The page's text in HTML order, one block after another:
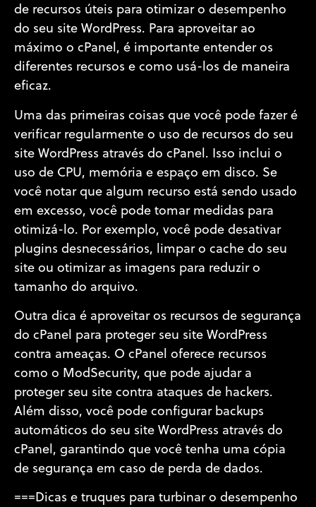
de recursos úteis para otimizar o desempenho
do seu site WordPress. Para aproveitar ao
máximo o cPanel, é importante entender os
diferentes recursos e como usá-los de maneira
eficaz.
Uma das primeiras coisas que você pode fazer é
verificar regularmente o uso de recursos do seu
site WordPress através do cPanel. Isso inclui o
uso de CPU, memória e espaço em disco. Se
você notar que algum recurso está sendo usado
em excesso, você pode tomar medidas para
otimizá-lo. Por exemplo, você pode desativar
plugins desnecessários, limpar o cache do seu
site ou otimizar as imagens para reduzir o
tamanho do arquivo.
Outra dica é aproveitar os recursos de segurança
do cPanel para proteger seu site WordPress
contra ameaças. O cPanel oferece recursos
como o ModSecurity, que pode ajudar a
proteger seu site contra ataques de hackers.
Além disso, você pode configurar backups
automáticos do seu site WordPress através do
cPanel, garantindo que você tenha uma cópia
de segurança em caso de perda de dados.
===Dicas e truques para turbinar o desempenho